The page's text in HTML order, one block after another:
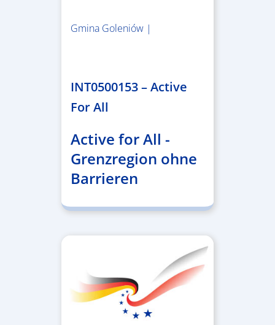
Gmina Goleniów |
INT0500153 – Active
For All
Active for All -
Grenzregion ohne
Barrieren